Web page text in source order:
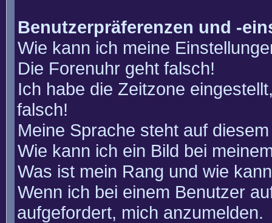
Benutzerpräferenzen und -
Wie kann ich meine
Die Forenuhr geht falsch!
Ich habe die Zeitzone
falsch!
Meine Sprache steht auf
Wie kann ich ein Bild bei
Was ist mein Rang und wie
Wenn ich bei einem Benutzer
aufgefordert, mich anzumelden.